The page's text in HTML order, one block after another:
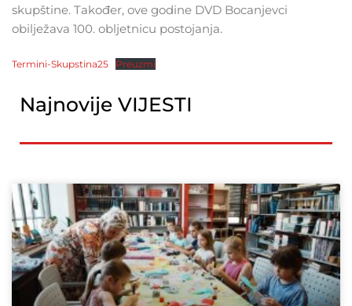
skupštine. Također, ove godine DVD Bocanjevci
obilježava 100. obljetnicu postojanja.
Termini-Skupstina25 Preuzmi
Najnovije VIJESTI